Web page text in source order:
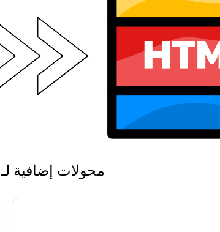
محولات إضافية لـ ODT و HTML